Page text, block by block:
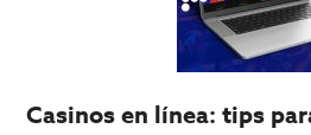
Pumas!
Casinos en línea: tips